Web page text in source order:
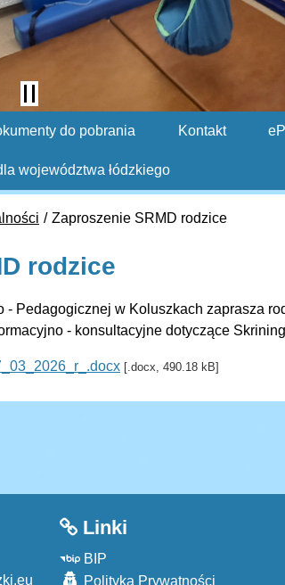
do pobrania Kontakt
województwa łódzkiego
Zaproszenie SRMD rodzice
rodzice
- Pedagogicznej w Koluszkach zaprasza
- konsultacyjne dotyczące
[.docx, 490.18 kB]
Linki
BIP
Polityka Prywatności